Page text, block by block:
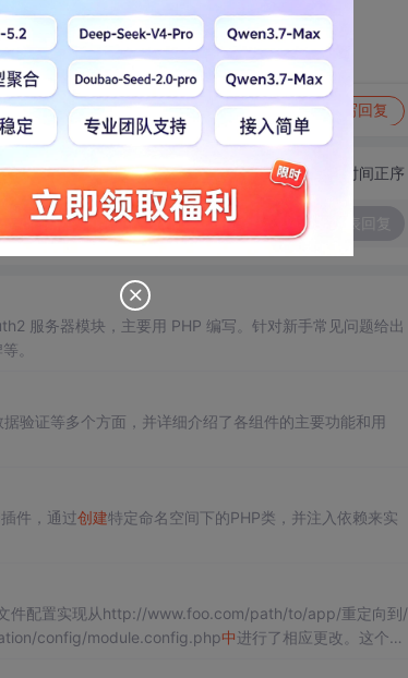
态 举报 写回复
切换为时间正序
服务器模块，主要用 PHP 编写。针对新手常见问题给出
。
验证等多个方面，并详细介绍了各组件的主要功能和用
件，通过创建特定命名空间下的PHP类，并注入依赖来实
件配置实现从http://www.foo.com/path/to/app/重定向到/
config/module.config.php中进行了相应更改。这个解